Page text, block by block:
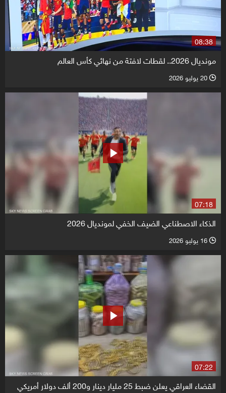
08:38
مونديال 2026.. لقطات لافتة من نهائي كأس العالم
l 20 يوليو 2026
07:18
الذكاء الاصطناعي الضيف الخفي لمونديال 2026
l 16 يوليو 2026
07:22
القضاء العراقي يعلن ضبط 25 مليار دينار و200 ألف دولار أمريكي